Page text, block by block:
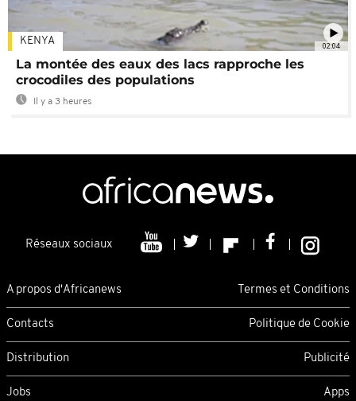
02:04
KENYA
La montée des eaux des lacs rapproche les
crocodiles des populations
Il y a 3 heures
Réseaux sociaux
A propos d'Africanews Termes et Conditions
Contacts Politique de Cookie
Distribution Publicité
Jobs Apps